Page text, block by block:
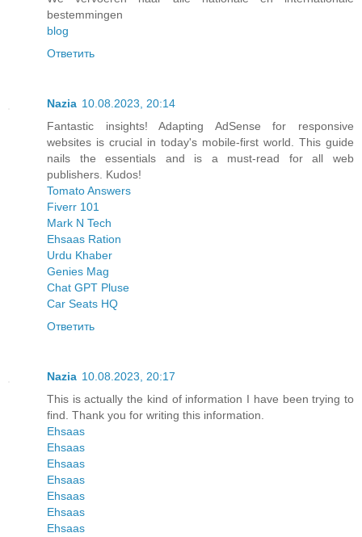
bestemmingen
blog
Ответить
Nazia 10.08.2023, 20:14
Fantastic insights! Adapting AdSense for responsive
websites is crucial in today's mobile-first world. This guide
nails the essentials and is a must-read for all web
publishers. Kudos!
Tomato Answers
Fiverr 101
Mark N Tech
Ehsaas Ration
Urdu Khaber
Genies Mag
Chat GPT Pluse
Car Seats HQ
Ответить
Nazia 10.08.2023, 20:17
This is actually the kind of information I have been trying to
find. Thank you for writing this information.
Ehsaas
Ehsaas
Ehsaas
Ehsaas
Ehsaas
Ehsaas
Ehsaas